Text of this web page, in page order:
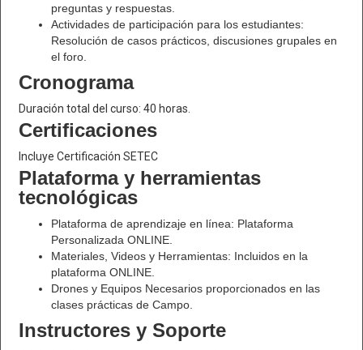
preguntas y respuestas.
Actividades de participación para los estudiantes:
Resolución de casos prácticos, discusiones grupales en
el foro.
Cronograma
Duración total del curso: 40 horas.
Certificaciones
Incluye Certificación SETEC
Plataforma y herramientas
tecnológicas
Plataforma de aprendizaje en línea: Plataforma
Personalizada ONLINE.
Materiales, Videos y Herramientas: Incluidos en la
plataforma ONLINE.
Drones y Equipos Necesarios proporcionados en las
clases prácticas de Campo.
Instructores y Soporte